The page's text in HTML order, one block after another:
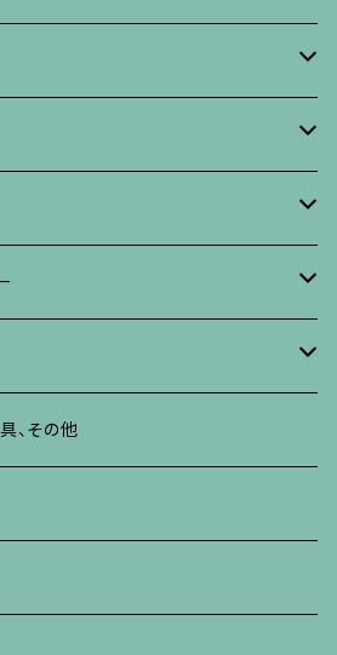
他
ー
クセサリー
ー
の他
他
、その他